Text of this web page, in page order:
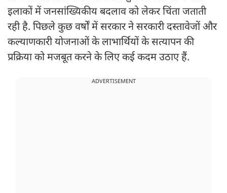
इलाकों में जनसांख्यिकीय बदलाव को लेकर चिंता जताती
रही है. पिछले कुछ वर्षों में सरकार ने सरकारी दस्तावेजों और
कल्याणकारी योजनाओं के लाभार्थियों के सत्यापन की
प्रक्रिया को मजबूत करने के लिए कई कदम उठाए हैं.
ADVERTISEMENT